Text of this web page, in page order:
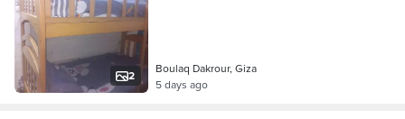
2
Boulaq Dakrour, Giza
5 days ago